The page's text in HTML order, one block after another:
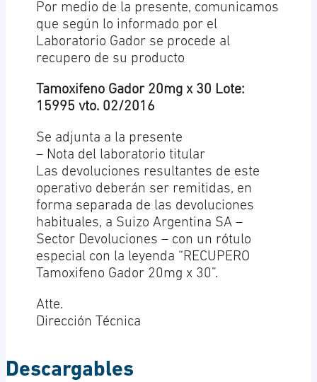
Por medio de la presente, comunicamos
que según lo informado por el
Laboratorio Gador se procede al
recupero de su producto
Tamoxifeno Gador 20mg x 30 Lote:
15995 vto. 02/2016
Se adjunta a la presente
– Nota del laboratorio titular
Las devoluciones resultantes de este
operativo deberán ser remitidas, en
forma separada de las devoluciones
habituales, a Suizo Argentina SA –
Sector Devoluciones – con un rótulo
especial con la leyenda “RECUPERO
Tamoxifeno Gador 20mg x 30”.
Atte.
Dirección Técnica
Descargables